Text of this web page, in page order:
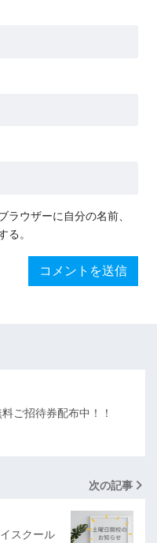
ラウザーに自分の名前、
る。
ご招待券配布中！！
次の記事
スクール